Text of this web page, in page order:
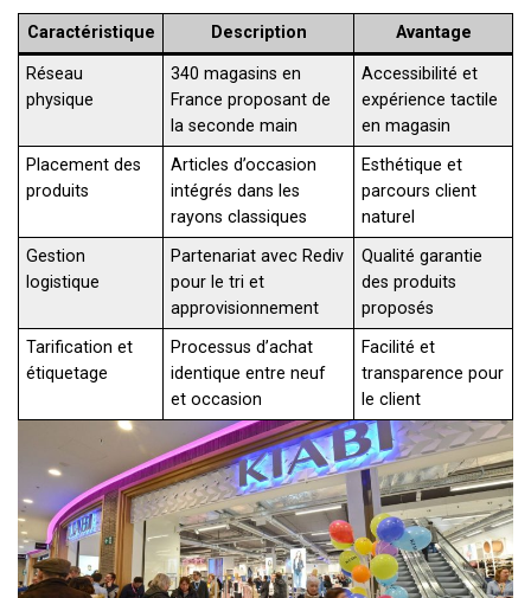
Caractéristique Description Avantage
Réseau
physique
340 magasins en
France proposant de
la seconde main
Accessibilité et
expérience tactile
en magasin
Placement des
produits
Articles d’occasion
intégrés dans les
rayons classiques
Esthétique et
parcours client
naturel
Gestion
logistique
Partenariat avec Rediv
pour le tri et
approvisionnement
Qualité garantie
des produits
proposés
Tarification et
étiquetage
Processus d’achat
identique entre neuf
et occasion
Facilité et
transparence pour
le client